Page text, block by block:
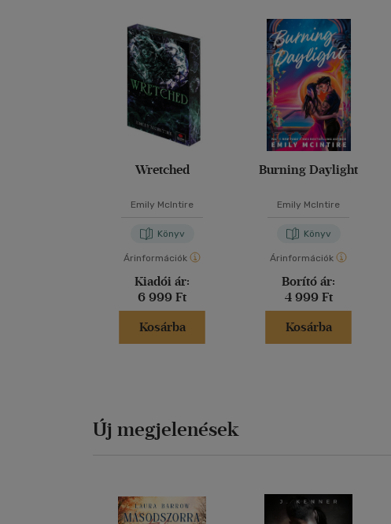
Wretched
Emily McIntire
Könyv
Árinformációk
Kiadói ár:
6 999 Ft
Kosárba
Burning Daylight
Emily McIntire
Könyv
Árinformációk
Borító ár:
4 999 Ft
Kosárba
Új megjelenések